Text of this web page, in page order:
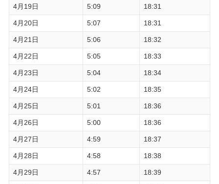
4月19日 5:09 18:31
4月20日 5:07 18:31
4月21日 5:06 18:32
4月22日 5:05 18:33
4月23日 5:04 18:34
4月24日 5:02 18:35
4月25日 5:01 18:36
4月26日 5:00 18:36
4月27日 4:59 18:37
4月28日 4:58 18:38
4月29日 4:57 18:39